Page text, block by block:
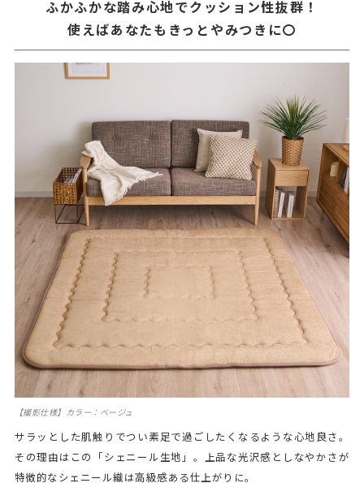
ふかふかな踏み心地でクッション性抜群！
使えばあなたもきっとやみつきに〇
【撮影仕様】カラー：ベージュ
サラッとした肌触りでつい素足で過ごしたくなるような心地良さ。
その理由はこの「シェニール生地」。上品な光沢感としなやかさが
特徴的なシェニール織は高級感ある仕上がりに。